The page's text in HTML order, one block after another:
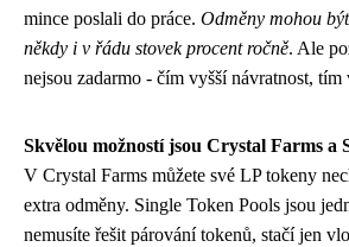
mince poslali do práce. Odměny mohou
někdy i v řádu stovek procent ročně. Ale
nejsou zadarmo - čím vyšší návratnost, tím
Skvělou možností jsou Crystal Farms a
V Crystal Farms můžete své LP tokeny
extra odměny. Single Token Pools jsou
nemusíte řešit párování tokenů, stačí jen